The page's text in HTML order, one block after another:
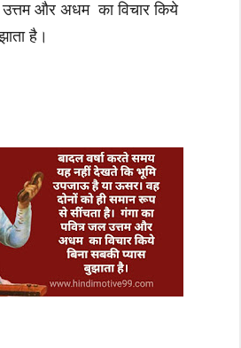
और अधम का विचार किये
है।